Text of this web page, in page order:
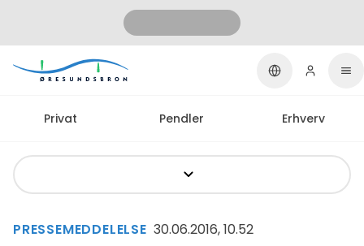
Privat Pendler Erhverv
PRESSEMEDDELELSE 30.06.2016, 10.52